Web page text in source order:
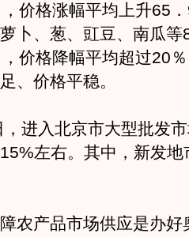
价格涨幅平均上升65
卜、葱、豇豆、南瓜等
价格降幅平均超过20
、价格平稳。
入北京市大型批发市
左右。其中，新发地
产品市场供应是办好